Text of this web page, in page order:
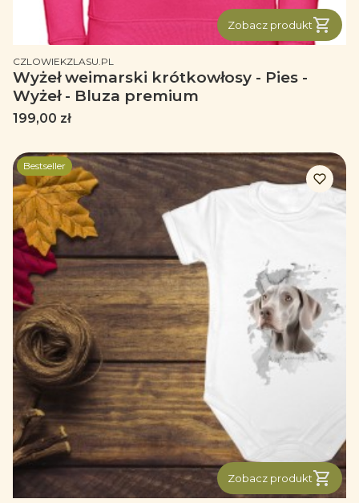
Zobacz produkt
PRODUCENT
CZLOWIEKZLASU.PL
Wyżeł weimarski krótkowłosy - Pies -
Wyżeł - Bluza premium
Cena
199,00 zł
Bestseller
Zobacz produkt